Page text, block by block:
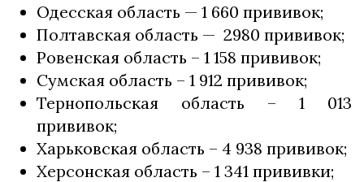
Одесская область — 1 660 прививок;
Полтавская область — 2980 прививок;
Ровенская область – 1 158 прививок;
Сумская область – 1 912 прививок;
Тернопольская область – 1 013
прививок;
Харьковская область – 4 938 прививок;
Херсонская область – 1 341 прививки;